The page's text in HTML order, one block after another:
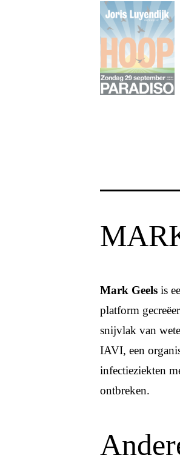
Mark Geels is
platform
snijvlak van
IAVI, een
infectieziekten
ontbreken.